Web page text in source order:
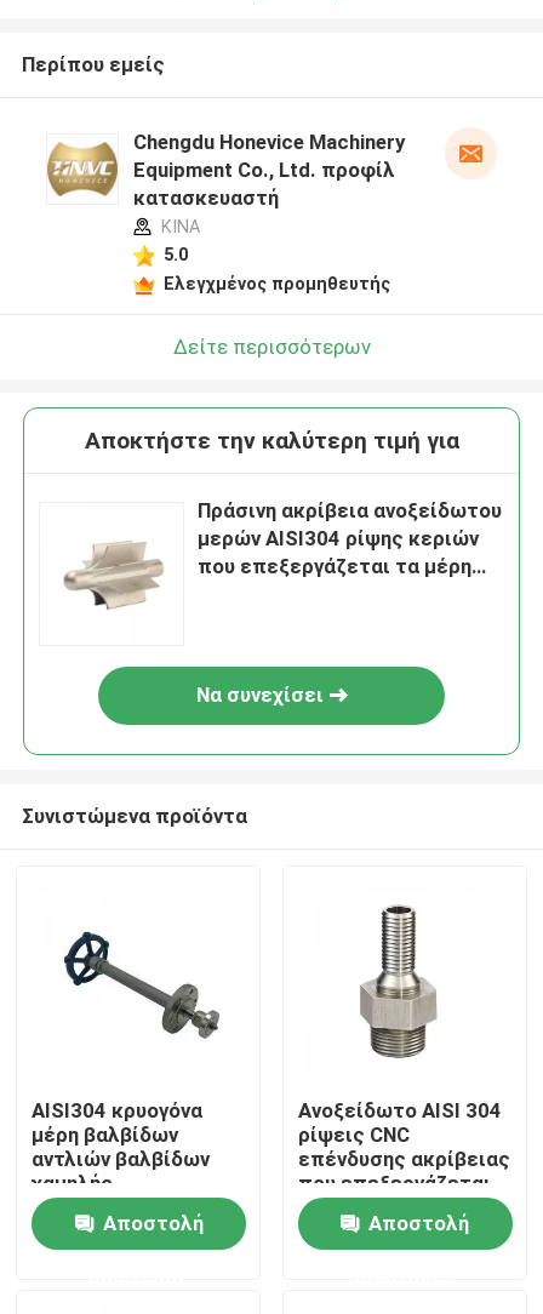
Σπίτι
Προϊόντα
Περίπου εμείς
Chengdu Honevice Machinery
Equipment Co., Ltd. προφίλ
κατασκευαστή
ΚΙΝΑ
5.0
Ελεγχμένος προμηθευτής
Δείτε περισσότερων
Αποκτήστε την καλύτερη τιμή για
Πράσινη ακρίβεια ανοξείδωτου
μερών AISI304 ρίψης κεριών
που επεξεργάζεται τα μέρη
Να συνεχίσει
Συνιστώμενα προϊόντα
AISI304 κρυογόνα
μέρη βαλβίδων
αντλιών βαλβίδων
χαμηλής
θερμοκρασίας για
LNG
Αποστολή
Ανοξείδωτο AISI 304
ρίψεις CNC
επένδυσης ακρίβειας
που επεξεργάζεται
τα μέρη στη μηχανή
Αποστολή